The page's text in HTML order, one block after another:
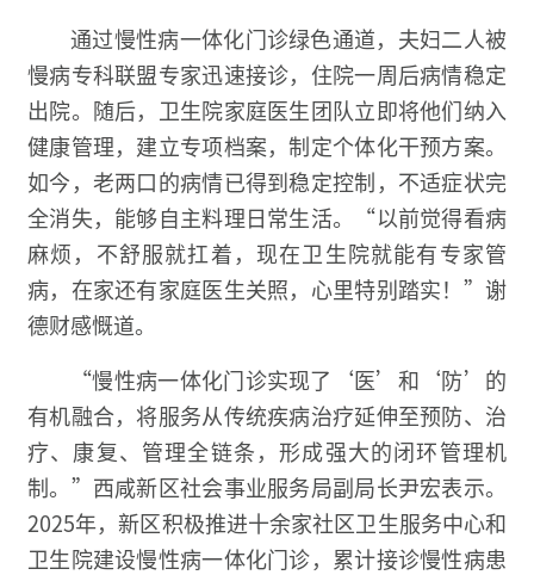
通过慢性病一体化门诊绿色通道，夫妇二人被
慢病专科联盟专家迅速接诊，住院一周后病情稳定
出院。随后，卫生院家庭医生团队立即将他们纳入
健康管理，建立专项档案，制定个体化干预方案。
如今，老两口的病情已得到稳定控制，不适症状完
全消失，能够自主料理日常生活。“以前觉得看病
麻烦，不舒服就扛着，现在卫生院就能有专家管
病，在家还有家庭医生关照，心里特别踏实！”谢
德财感慨道。
“慢性病一体化门诊实现了‘医’和‘防’的
有机融合，将服务从传统疾病治疗延伸至预防、治
疗、康复、管理全链条，形成强大的闭环管理机
制。”西咸新区社会事业服务局副局长尹宏表示。
2025年，新区积极推进十余家社区卫生服务中心和
卫生院建设慢性病一体化门诊，累计接诊慢性病患